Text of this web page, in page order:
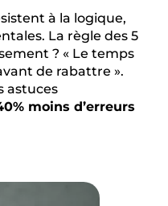
à la logique,
La règle des 5
? « Le temps
de rabattre ».
astuces
moins d’erreurs